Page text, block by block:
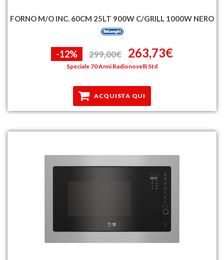
FORNO M/O INC. 60CM 25LT 900W C/GRILL 1000W NERO
-12% 299,00€ 263,73€
Speciale 70 Anni Radionovelli Std
ACQUISTA QUI